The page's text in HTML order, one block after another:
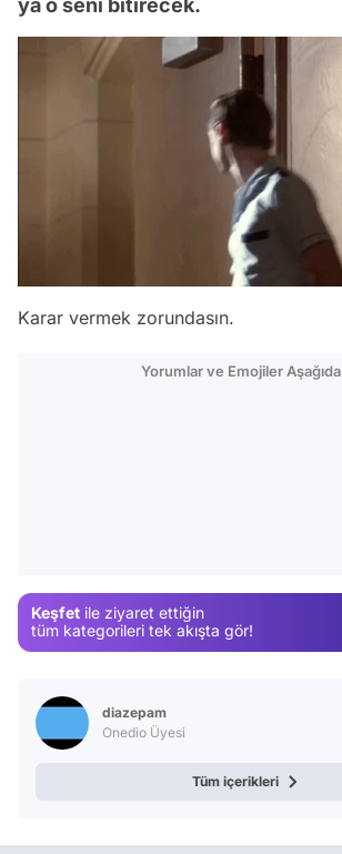
ya o seni bitirecek.
Karar vermek zorundasın.
Yorumlar ve Emojiler Aşağıda
Keşfet ile ziyaret ettiğin
tüm kategorileri tek akışta gör!
diazepam
Onedio Üyesi
Tüm içerikleri